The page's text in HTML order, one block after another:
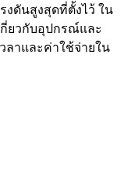
ดันสูงสุดที่ตั้งไว้ ใน
ยวกับอุปกรณ์และ
ลาและค่าใช้จ่ายใน